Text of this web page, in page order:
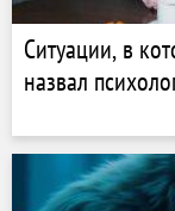
Ситуации, в
назвал